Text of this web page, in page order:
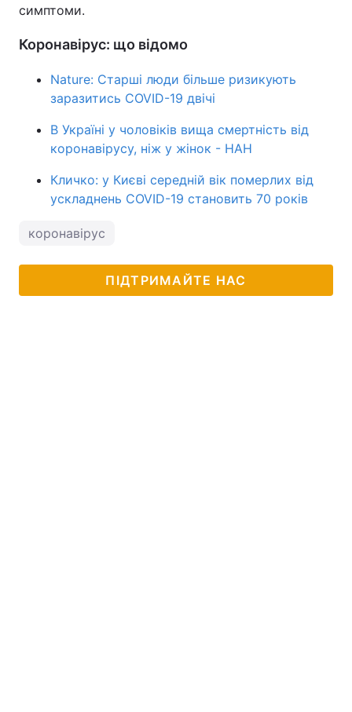
симптоми.
Коронавірус: що відомо
Nature: Старші люди більше ризикують
заразитись COVID-19 двічі
В Україні у чоловіків вища смертність від
коронавірусу, ніж у жінок - НАН
Кличко: у Києві середній вік померлих від
ускладнень COVID-19 становить 70 років
коронавірус
ПІДТРИМАЙТЕ НАС